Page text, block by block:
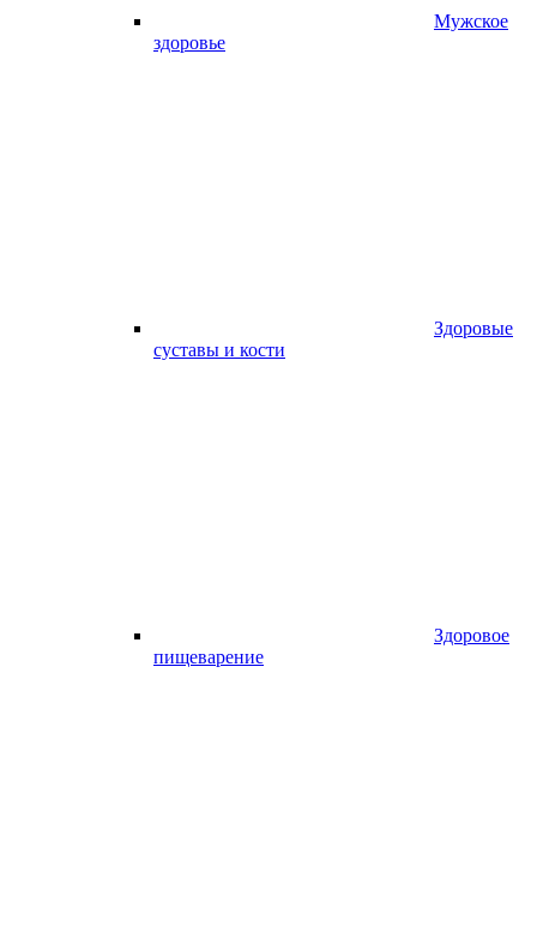
Мужское
здоровье
Здоровые
суставы и кости
Здоровое
пищеварение